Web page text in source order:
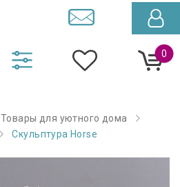
0
Товары для уютного дома
Скульптура Horse